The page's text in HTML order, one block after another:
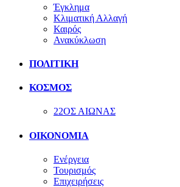
Έγκλημα
Κλιματική Αλλαγή
Καιρός
Ανακύκλωση
ΠΟΛΙΤΙΚΗ
ΚΟΣΜΟΣ
22ΟΣ ΑΙΩΝΑΣ
ΟΙΚΟΝΟΜΙΑ
Ενέργεια
Τουρισμός
Επιχειρήσεις